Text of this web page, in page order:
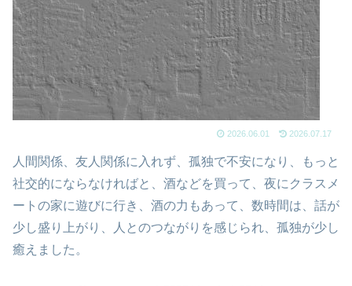
2026.06.01 2026.07.17
人間関係、友人関係に入れず、孤独で不安になり、もっと
社交的にならなければと、酒などを買って、夜にクラスメ
ートの家に遊びに行き、酒の力もあって、数時間は、話が
少し盛り上がり、人とのつながりを感じられ、孤独が少し
癒えました。